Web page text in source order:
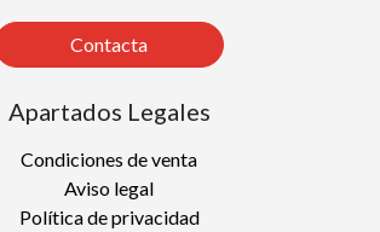
Contacta
Apartados Legales
Condiciones de venta
Aviso legal
Política de privacidad